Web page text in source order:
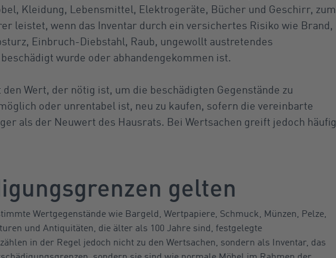
Kleidung, Lebensmittel, Elektrogeräte, Bücher und Geschirr, zum
leistet, wenn das Inventar durch ein versichertes Risiko wie Brand,
Einbruch-Diebstahl, Raub, ungewollt austretendes
wurde oder abhandengekommen ist.
Wert, der nötig ist, um die beschädigten Gegenstände zu
oder unrentabel ist, neu zu kaufen, sofern die vereinbarte
als der Neuwert des Hausrats. Bei Wertsachen greift jedoch häufig
gelten
Wertgegenstände wie Bargeld, Wertpapiere, Schmuck, Münzen, Pelze,
und Antiquitäten, die älter als 100 Jahre sind, festgelegte
in der Regel jedoch nicht zu den Wertsachen, sondern als Inventar, das